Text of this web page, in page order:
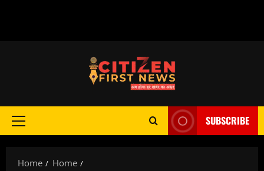
Primary
SUBSCRIBE
Home
Home